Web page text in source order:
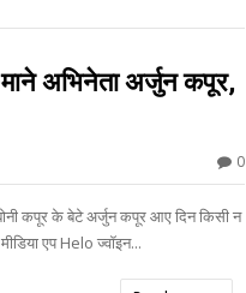
अभिनेता अर्जुन कपूर,
0
कपूर के बेटे अर्जुन कपूर आए दिन किसी न
एप Helo ज्वॉइन...